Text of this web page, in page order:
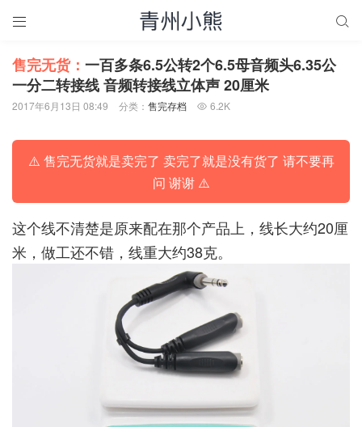
 
售完无货： 一百多条6.5公转2个6.5母音频头6.35公
一分二转接线 音频转接线立体声 20厘米
2017年6月13日 08:49 分类： 售完存档  6.2K
⚠️ 售完无货就是卖完了 卖完了就是没有货了 请不要再
问 谢谢 ⚠️
这个线不清楚是原来配在那个产品上，线长大约20厘
米，做工还不错，线重大约38克。